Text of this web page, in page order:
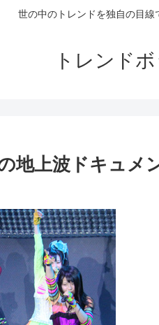
世の中のトレンドを独自の目線
トレンド
地上波ドキュメ